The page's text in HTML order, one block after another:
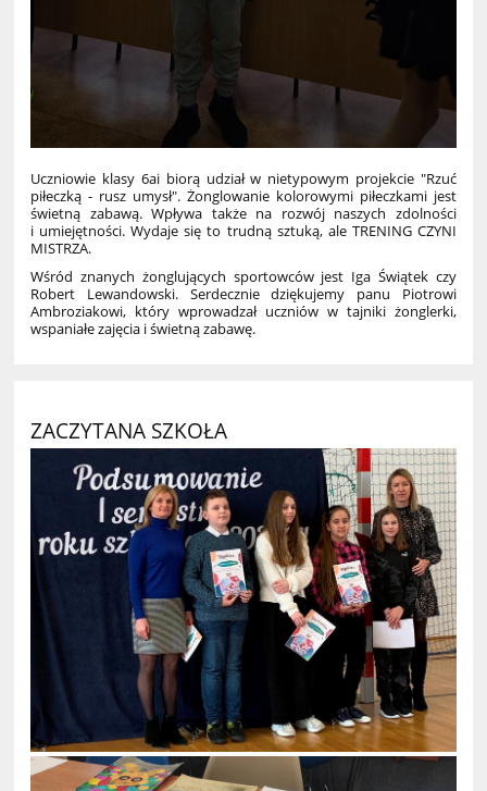
Uczniowie klasy 6ai biorą udział w nietypowym projekcie "Rzuć
piłeczką - rusz umysł". Żonglowanie kolorowymi piłeczkami jest
świetną zabawą. Wpływa także na rozwój naszych zdolności
i umiejętności. Wydaje się to trudną sztuką, ale TRENING CZYNI
MISTRZA.
Wśród znanych żonglujących sportowców jest Iga Świątek czy
Robert Lewandowski. Serdecznie dziękujemy panu Piotrowi
Ambroziakowi, który wprowadzał uczniów w tajniki żonglerki,
wspaniałe zajęcia i świetną zabawę.
ZACZYTANA SZKOŁA